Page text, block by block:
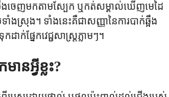
ងចេញមកតាមស្បែក ឬកត់សម្គាល់ឃើញមេដៃ
ស្រុង។ ទាំងនេះគឺជាសញ្ញានៃការបាក់ឆ្អឹង
ដាក់ផ្នែកវេជ្ជសាស្រ្តភ្លាមៗ។
នអ្វីខ្លះ?